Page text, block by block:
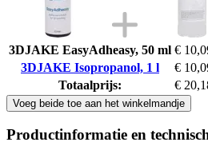
3DJAKE EasyAdheasy, 50 ml €
3DJAKE Isopropanol, 1 l
€
Totaalprijs:
€
Voeg beide toe aan het winkelmandje
Productinformatie en